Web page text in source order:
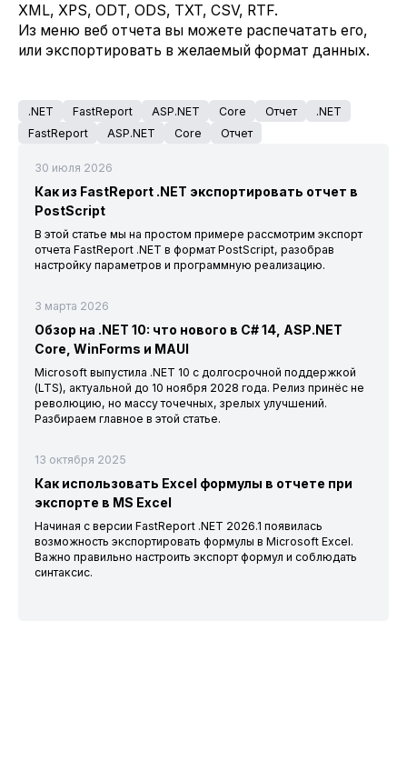
XML, XPS, ODT, ODS, TXT, CSV, RTF.
Из меню веб отчета вы можете распечатать его,
или экспортировать в желаемый формат данных.
.NET FastReport ASP.NET Core Отчет
.NET
FastReport
ASP.NET Core Отчет
30 июля 2026
Как из FastReport .NET экспортировать отчет в
PostScript
В этой статье мы на простом примере рассмотрим экспорт
отчета FastReport .NET в формат PostScript, разобрав
настройку параметров и программную реализацию.
3 марта 2026
Обзор на .NET 10: что нового в C# 14, ASP.NET
Core, WinForms и MAUI
Microsoft выпустила .NET 10 с долгосрочной поддержкой
(LTS), актуальной до 10 ноября 2028 года. Релиз принёс не
революцию, но массу точечных, зрелых улучшений.
Разбираем главное в этой статье.
13 октября 2025
Как использовать Excel формулы в отчете при
экспорте в MS Excel
Начиная с версии FastReport .NET 2026.1 появилась
возможность экспортировать формулы в Microsoft Excel.
Важно правильно настроить экспорт формул и соблюдать
синтаксис.